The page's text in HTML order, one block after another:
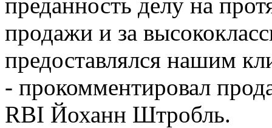
продажи и за
предоставлялся нашим
- прокомментировал
RBI Йоханн Штробль.